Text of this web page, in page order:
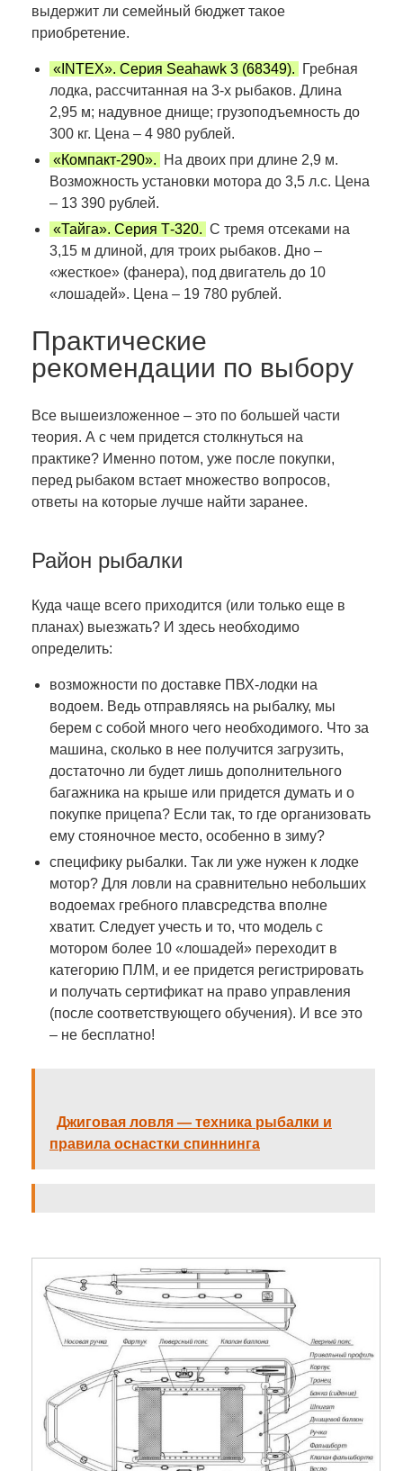
выдержит ли семейный бюджет такое
приобретение.
«INTEX». Серия Seahawk 3 (68349).
Гребная
лодка, рассчитанная на 3-х рыбаков. Длина
2,95 м; надувное днище; грузоподъемность до
300 кг. Цена – 4 980 рублей.
«Компакт-290».
На двоих при длине 2,9 м.
Возможность установки мотора до 3,5 л.с. Цена
– 13 390 рублей.
«Тайга». Серия Т-320. С тремя отсеками на
3,15 м длиной, для троих рыбаков. Дно –
«жесткое» (фанера), под двигатель до 10
«лошадей». Цена – 19 780 рублей.
Практические
рекомендации по выбору
Все вышеизложенное – это по большей части
теория. А с чем придется столкнуться на
практике? Именно потом, уже после покупки,
перед рыбаком встает множество вопросов,
ответы на которые лучше найти заранее.
Район рыбалки
Куда чаще всего приходится (или только еще в
планах) выезжать? И здесь необходимо
определить:
возможности по доставке ПВХ-лодки на
водоем. Ведь отправляясь на рыбалку, мы
берем с собой много чего необходимого. Что за
машина, сколько в нее получится загрузить,
достаточно ли будет лишь дополнительного
багажника на крыше или придется думать и о
покупке прицепа? Если так, то где организовать
ему стояночное место, особенно в зиму?
специфику рыбалки. Так ли уже нужен к лодке
мотор? Для ловли на сравнительно небольших
водоемах гребного плавсредства вполне
хватит. Следует учесть и то, что модель с
мотором более 10 «лошадей» переходит в
категорию ПЛМ, и ее придется регистрировать
и получать сертификат на право управления
(после соответствующего обучения). И все это
– не бесплатно!
Джиговая ловля — техника рыбалки и
правила оснастки спиннинга